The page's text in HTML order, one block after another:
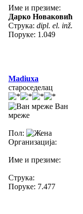
Име и презиме:
Дарко Новаковић
Струка: dipl. el. inž.
Поруке: 1.049
Madiuxa
староседелац
Ван
мреже
Пол:
Организација:
Име и презиме:
Струка:
Поруке: 7.477